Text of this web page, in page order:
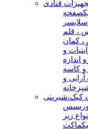
تجهیزات قنادی
صفحه
، قلم
کمان
و
اندازه
و کاسه
و
کیک،شیرینی
سس
زیر
ماکت